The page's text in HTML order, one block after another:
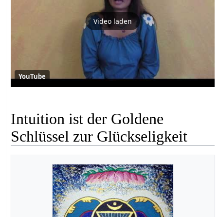
Video laden
YouTube
Intuition ist der Goldene
Schlüssel zur Glückseligkeit